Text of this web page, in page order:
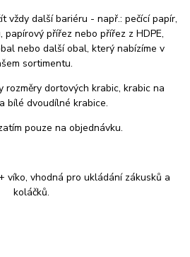
vždy další bariéru - např.: pečící papír,
papírový přířez nebo přířez z HDPE,
nebo další obal, který nabízíme v
sortimentu.
rozměry dortových krabic, krabic na
bílé dvoudílné krabice.
pouze na objednávku.
víko, vhodná pro ukládání zákusků a
koláčků.